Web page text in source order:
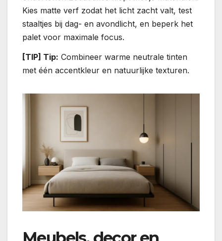
Kies matte verf zodat het licht zacht valt, test
staaltjes bij dag- en avondlicht, en beperk het
palet voor maximale focus.
[TIP] Tip: Combineer warme neutrale tinten
met één accentkleur en natuurlijke texturen.